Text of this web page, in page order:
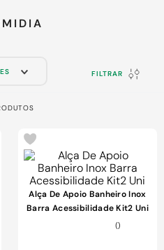
FILTRAR
Alça De Apoio Banheiro Inox
Barra Acessibilidade Kit2 Uni
()